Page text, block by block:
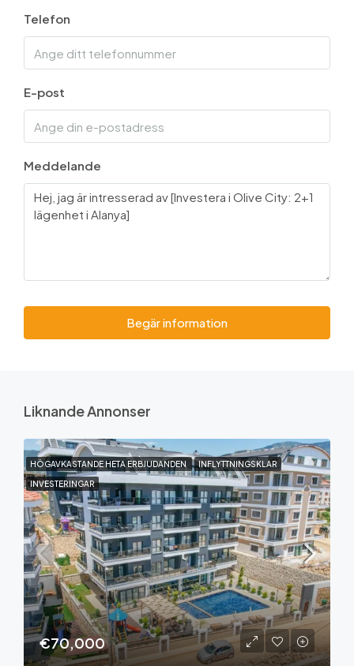
Telefon
E-post
Meddelande
Begär information
Liknande Annonser
HÖGAVKASTANDE HETA ERBJUDANDEN INFLYTTNINGSKLAR
INVESTERINGAR
€70,000